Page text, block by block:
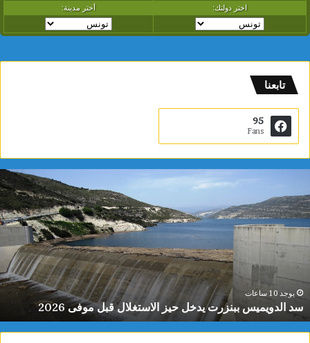
تابعنا
95
Fans
ا
ل
و
س
ب
ب
يوجد 10 ساعات
سد الدويميس ببنزرت يدخل حيز الاستغلال قبل موفى 2026